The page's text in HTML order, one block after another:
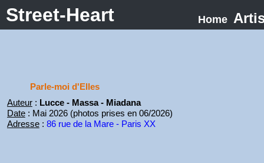
Street-Heart Home
Parle-moi d'Elles
Auteur: Lucce - Massa - Miadana
Date: Mai 2026 (photos prises en 06/2026)
Adresse: 86 rue de la Mare - Paris XX